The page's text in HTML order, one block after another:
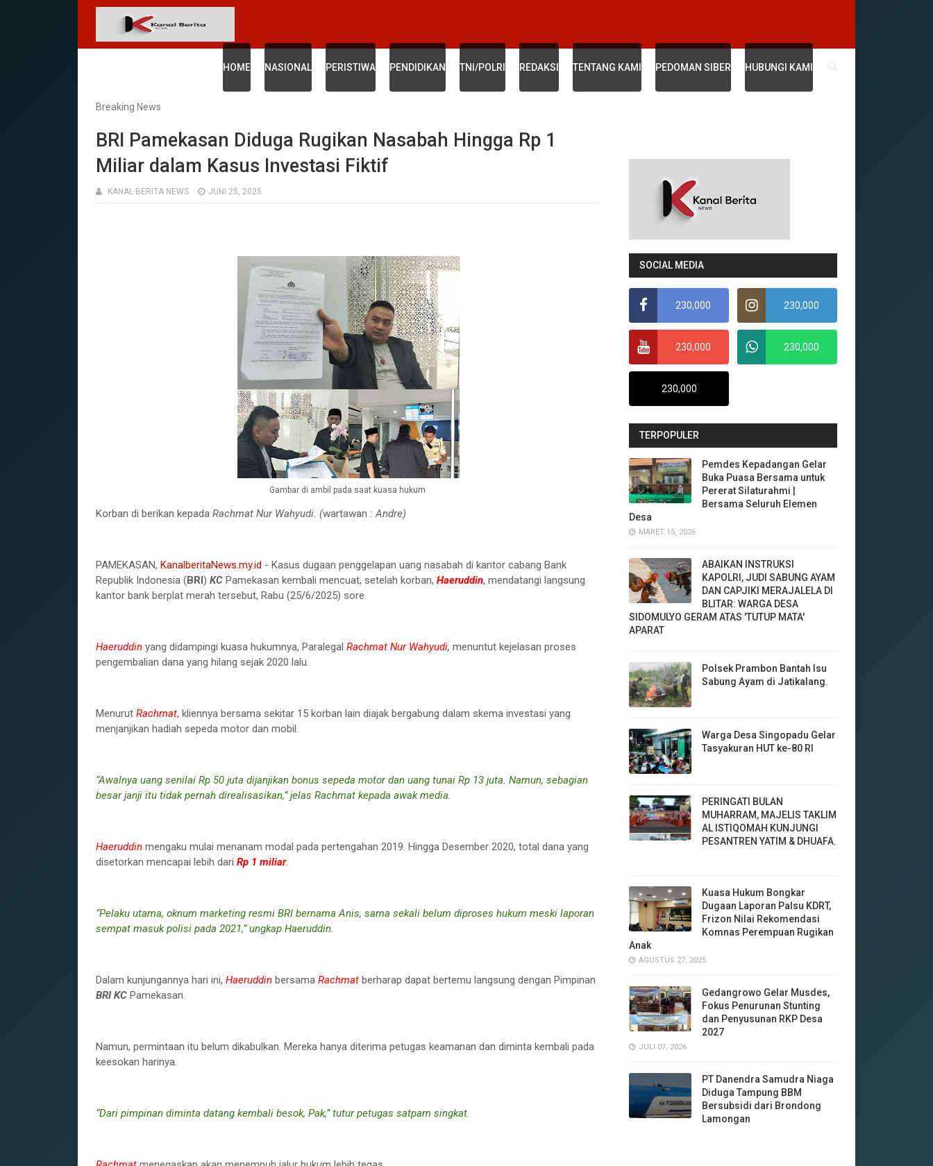
HOME NASIONAL PERISTIWA PENDIDIKAN TNI/POLRI REDAKSI TENTANG KAMI PEDOMAN SIBER HUBUNGI KAMI
Breaking News
BRI Pamekasan Diduga Rugikan Nasabah Hingga Rp 1
Miliar dalam Kasus Investasi Fiktif
KANAL BERITA NEWS JUNI 25, 2025
Gambar di ambil pada saat kuasa hukum
Korban di berikan kepada Rachmat Nur Wahyudi. (wartawan : Andre)
PAMEKASAN, KanalberitaNews.my.id - Kasus dugaan penggelapan uang nasabah di kantor cabang Bank
Republik Indonesia (BRI) KC Pamekasan kembali mencuat, setelah korban, Haeruddin, mendatangi langsung
kantor bank berplat merah tersebut, Rabu (25/6/2025) sore.
Haeruddin yang didampingi kuasa hukumnya, Paralegal Rachmat Nur Wahyudi, menuntut kejelasan proses
pengembalian dana yang hilang sejak 2020 lalu.
Menurut Rachmat, kliennya bersama sekitar 15 korban lain diajak bergabung dalam skema investasi yang
menjanjikan hadiah sepeda motor dan mobil.
“Awalnya uang senilai Rp 50 juta dijanjikan bonus sepeda motor dan uang tunai Rp 13 juta. Namun, sebagian
besar janji itu tidak pernah direalisasikan,” jelas Rachmat kepada awak media.
Haeruddin mengaku mulai menanam modal pada pertengahan 2019. Hingga Desember 2020, total dana yang
disetorkan mencapai lebih dari Rp 1 miliar.
“Pelaku utama, oknum marketing resmi BRI bernama Anis, sama sekali belum diproses hukum meski laporan
sempat masuk polisi pada 2021,” ungkap Haeruddin.
Dalam kunjungannya hari ini, Haeruddin bersama Rachmat berharap dapat bertemu langsung dengan Pimpinan
BRI KC Pamekasan.
Namun, permintaan itu belum dikabulkan. Mereka hanya diterima petugas keamanan dan diminta kembali pada
keesokan harinya
“Dari pimpinan diminta datang kembali besok, Pak,” tutur petugas satpam singkat.
SOCIAL MEDIA
230,000 230,000
230,000 230,000
230,000
TERPOPULER
Pemdes Kepadangan Gelar
Buka Puasa Bersama untuk
Pererat Silaturahmi |
Bersama Seluruh Elemen
Desa
MARET 15, 2026
ABAIKAN INSTRUKSI
KAPOLRI, JUDI SABUNG AYAM
DAN CAPJIKI MERAJALELA DI
BLITAR: WARGA DESA
SIDOMULYO GERAM ATAS 'TUTUP MATA'
APARAT
Polsek Prambon Bantah Isu
Sabung Ayam di Jatikalang.
Warga Desa Singopadu Gelar
Tasyakuran HUT ke-80 RI
‎PERINGATI BULAN
MUHARRAM, MAJELIS TAKLIM
AL ISTIQOMAH KUNJUNGI
PESANTREN YATIM & DHUAFA.
‎Kuasa Hukum Bongkar
Dugaan Laporan Palsu KDRT,
Frizon Nilai Rekomendasi
Komnas Perempuan Rugikan
Anak
AGUSTUS 27, 2025
Gedangrowo Gelar Musdes,
Fokus Penurunan Stunting
dan Penyusunan RKP Desa
2027
JULI 07, 2026
‎PT Danendra Samudra Niaga
Diduga Tampung BBM
Bersubsidi dari Brondong
Lamongan